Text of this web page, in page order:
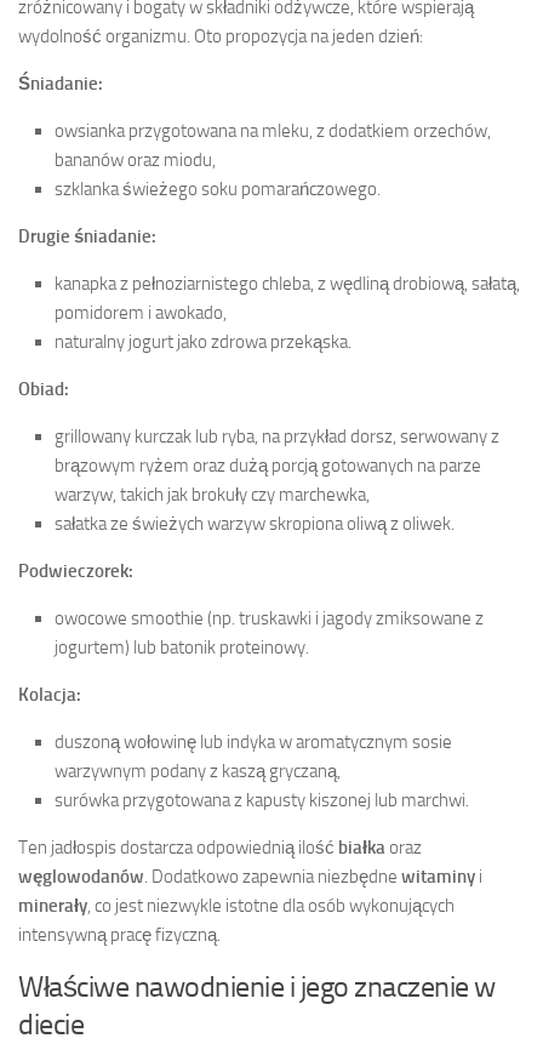
zróżnicowany i bogaty w składniki odżywcze, które wspierają
wydolność organizmu. Oto propozycja na jeden dzień:
Śniadanie:
owsianka przygotowana na mleku, z dodatkiem orzechów,
bananów oraz miodu,
szklanka świeżego soku pomarańczowego.
Drugie śniadanie:
kanapka z pełnoziarnistego chleba, z wędliną drobiową, sałatą,
pomidorem i awokado,
naturalny jogurt jako zdrowa przekąska.
Obiad:
grillowany kurczak lub ryba, na przykład dorsz, serwowany z
brązowym ryżem oraz dużą porcją gotowanych na parze
warzyw, takich jak brokuły czy marchewka,
sałatka ze świeżych warzyw skropiona oliwą z oliwek.
Podwieczorek:
owocowe smoothie (np. truskawki i jagody zmiksowane z
jogurtem) lub batonik proteinowy.
Kolacja:
duszoną wołowinę lub indyka w aromatycznym sosie
warzywnym podany z kaszą gryczaną,
surówka przygotowana z kapusty kiszonej lub marchwi.
Ten jadłospis dostarcza odpowiednią ilość białkaoraz
węglowodanów. Dodatkowo zapewnia niezbędne witaminy i
minerały, co jest niezwykle istotne dla osób wykonujących
intensywną pracę fizyczną.
Właściwe nawodnienie i jego znaczenie w
diecie